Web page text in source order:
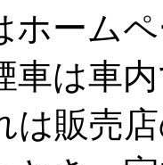
ホーム
車は車
は販売